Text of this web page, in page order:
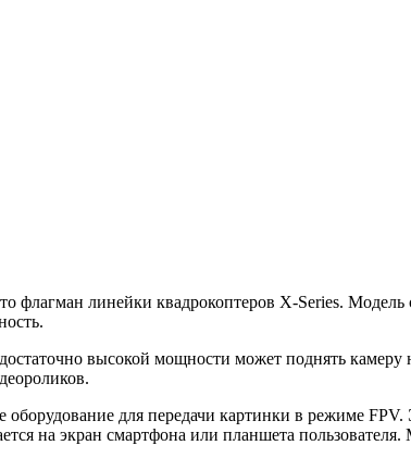
флагман линейки квадрокоптеров X-Series. М
высокой мощности может поднять
для передачи картинки в режиме
на экран смартфона или планшета